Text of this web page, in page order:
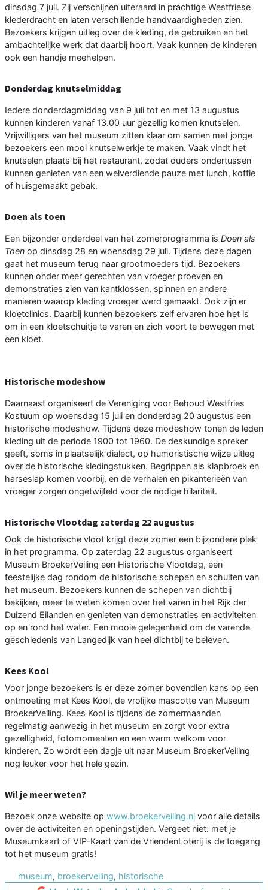
dinsdag 7 juli. Zij verschijnen uiteraard in prachtige Westfriese
klederdracht en laten verschillende handvaardigheden zien.
Bezoekers krijgen uitleg over de kleding, de gebruiken en het
ambachtelijke werk dat daarbij hoort. Vaak kunnen de kinderen
ook een handje meehelpen.
Donderdag knutselmiddag
Iedere donderdagmiddag van 9 juli tot en met 13 augustus
kunnen kinderen vanaf 13.00 uur gezellig komen knutselen.
Vrijwilligers van het museum zitten klaar om samen met jonge
bezoekers een mooi knutselwerkje te maken. Vaak vindt het
knutselen plaats bij het restaurant, zodat ouders ondertussen
kunnen genieten van een welverdiende pauze met lunch, koffie
of huisgemaakt gebak.
Doen als toen
Een bijzonder onderdeel van het zomerprogramma is Doen als
Toen op dinsdag 28 en woensdag 29 juli. Tijdens deze dagen
gaat het museum terug naar grootmoeders tijd. Bezoekers
kunnen onder meer gerechten van vroeger proeven en
demonstraties zien van kantklossen, spinnen en andere
manieren waarop kleding vroeger werd gemaakt. Ook zijn er
kloetclinics. Daarbij kunnen bezoekers zelf ervaren hoe het is
om in een kloetschuitje te varen en zich voort te bewegen met
een kloet.
Historische modeshow
Daarnaast organiseert de Vereniging voor Behoud Westfries
Kostuum op woensdag 15 juli en donderdag 20 augustus een
historische modeshow. Tijdens deze modeshow tonen de leden
kleding uit de periode 1900 tot 1960. De deskundige spreker
geeft, soms in plaatselijk dialect, op humoristische wijze uitleg
over de historische kledingstukken. Begrippen als klapbroek en
harseslap komen voorbij, en de verhalen en pikanterieën van
vroeger zorgen ongetwijfeld voor de nodige hilariteit.
Historische Vlootdag zaterdag 22 augustus
Ook de historische vloot krijgt deze zomer een bijzondere plek
in het programma. Op zaterdag 22 augustus organiseert
Museum BroekerVeiling een Historische Vlootdag, een
feestelijke dag rondom de historische schepen en schuiten van
het museum. Bezoekers kunnen de schepen van dichtbij
bekijken, meer te weten komen over het varen in het Rijk der
Duizend Eilanden en genieten van demonstraties en activiteiten
op en rond het water. Een mooie gelegenheid om de varende
geschiedenis van Langedijk van heel dichtbij te beleven.
Kees Kool
Voor jonge bezoekers is er deze zomer bovendien kans op een
ontmoeting met Kees Kool, de vrolijke mascotte van Museum
BroekerVeiling. Kees Kool is tijdens de zomermaanden
regelmatig aanwezig in het museum en zorgt voor extra
gezelligheid, fotomomenten en een warm welkom voor
kinderen. Zo wordt een dagje uit naar Museum BroekerVeiling
nog leuker voor het hele gezin.
Wil je meer weten?
Bezoek onze website op www.broekerveiling.nl voor alle details
over de activiteiten en openingstijden. Vergeet niet: met je
Museumkaart of VIP-Kaart van de VriendenLoterij is de toegang
tot het museum gratis!
museum, broekerveiling, historische